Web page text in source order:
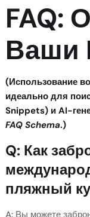
FAQ:
Ваши
(Использование
идеально для
Snippets) и AI-
FAQ Schema.)
Q: Как
пляжный